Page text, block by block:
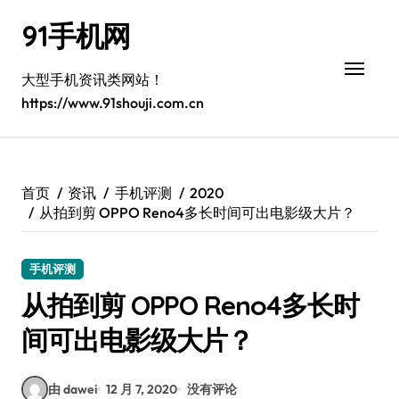
91手机网
大型手机资讯类网站！
https://www.91shouji.com.cn
首页 资讯 手机评测
2020
从拍到剪 OPPO Reno4多长时间可出电影级大片？
手机评测
从拍到剪 OPPO Reno4多长时
间可出电影级大片？
由 dawei 12 月 7, 2020 没有评论